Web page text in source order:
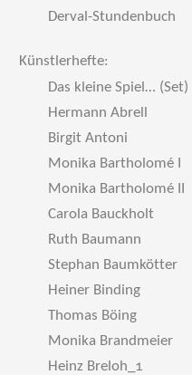
Derval-Stundenbuch
Künstlerhefte:
Das kleine Spiel… (Set)
Hermann Abrell
Birgit Antoni
Monika Bartholomé I
Monika Bartholomé II
Carola Bauckholt
Ruth Baumann
Stephan Baumkötter
Heiner Binding
Thomas Böing
Monika Brandmeier
Heinz Breloh_1